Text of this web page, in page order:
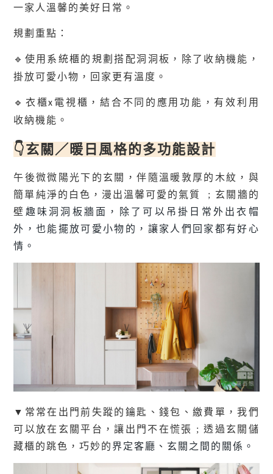
一家人溫馨的美好日常。
規劃重點：
🔹 使用系統櫃的規劃搭配洞洞板，除了收納機能，
掛放可愛小物，回家更有溫度。
🔹 衣櫃x電視櫃，結合不同的應用功能，有效利用
收納機能。
👇玄關／ 暖日風格的多功能設計
午後微微陽光下的玄關，伴隨溫暖敦厚的木紋，與
簡單純淨的白色，漫出溫馨可愛的氣質 ; 玄關牆的
壁 趣味洞洞板牆面，除了可以吊掛日常外出衣帽
外，也能擺放可愛小物的，讓家人們回家都有好心
情。
▼常常在出門前失蹤的鑰匙、錢包、繳費單，我們
可以放在玄關平台，讓出門不在慌張 ; 透過玄關儲
藏櫃的跳色，巧妙的 界定客廳、玄關之間的關係。